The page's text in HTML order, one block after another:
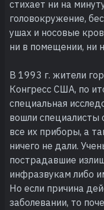
стихает ни на
головокружение,
ушах и носовые
ни в помещении, ни
В 1993 г. жители
Конгресс США, по
специальная
вошли специалисты
все их приборы, а
ничего не дали.
пострадавшие
инфразвукам либо
Но если причина
заболевании, то